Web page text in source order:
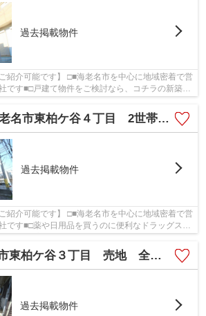
過去掲載物件
紹介可能です】 □■海老名市を中心に地域密着で営
です■□戸建て物件をご検討なら、コチラの新築の
市東柏ケ谷４丁目 2世帯仕様中古戸建て【仲介手数料無料】
過去掲載物件
紹介可能です】 □■海老名市を中心に地域密着で営
です■□薬や日用品を買うのに便利なドラッグスト
ケ谷３丁目 売地 全１区画 【仲介手数料無料】
過去掲載物件